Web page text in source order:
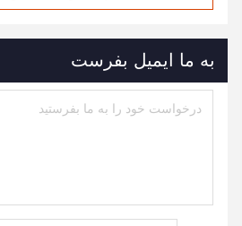
به ما ایمیل بفرست